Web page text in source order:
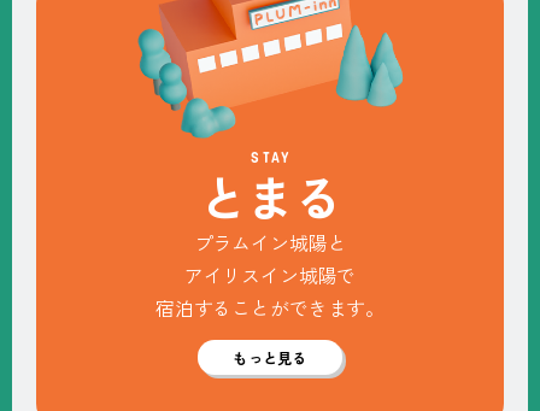
STAY
と ま る
プラムイン城陽と
アイリスイン城陽で
宿泊することができます。
もっと見る